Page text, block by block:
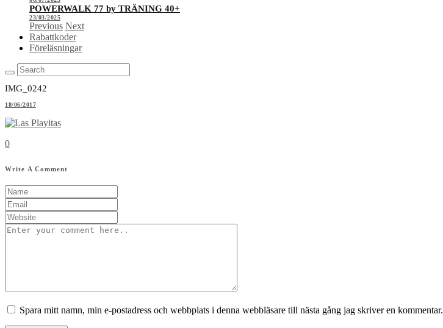
POWERWALK 77 by TRÄNING 40+
23/03/2025
Previous Next
Rabattkoder
Föreläsningar
IMG_0242
18/06/2017
0
Write A Comment
Spara mitt namn, min e-postadress och webbplats i denna webbläsare till nästa gång jag skriver en kommentar.